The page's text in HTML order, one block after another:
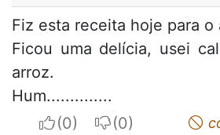
Fiz esta receita hoje para o
Ficou uma delícia, usei
arroz.
Hum..............
I apreciateI do not